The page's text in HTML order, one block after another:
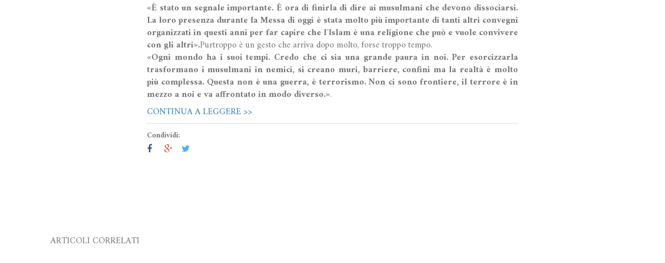
«È stato un segnale importante. È ora di finirla di dire ai musulmani che devono dissociarsi.
La loro presenza durante la Messa di oggi è stata molto più importante di tanti altri convegni
organizzati in questi anni per far capire che l`Islam è una religione che può e vuole convivere
con gli altri».Purtroppo è un gesto che arriva dopo molto, forse troppo tempo.
«Ogni mondo ha i suoi tempi. Credo che ci sia una grande paura in noi. Per esorcizzarla
trasformano i musulmani in nemici, si creano muri, barriere, confini ma la realtà è molto
più complessa. Questa non è una guerra, è terrorismo. Non ci sono frontiere, il terrore è in
mezzo a noi e va affrontato in modo diverso.».
CONTINUA A LEGGERE >>
Condividi:
ARTICOLI CORRELATI